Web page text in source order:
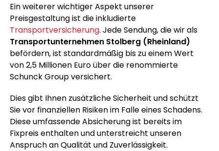
Ein weiterer wichtiger Aspekt unserer
Preisgestaltung ist die inkludierte
Transportversicherung. Jede Sendung, die wir als
Transportunternehmen Stolberg (Rheinland)
befördern, ist standardmäßig bis zu einem Wert
von 2,5 Millionen Euro über die renommierte
Schunck Group versichert.
Dies gibt Ihnen zusätzliche Sicherheit und schützt
Sie vor finanziellen Risiken im Falle eines Schadens.
Diese umfassende Absicherung ist bereits im
Fixpreis enthalten und unterstreicht unseren
Anspruch an Qualität und Zuverlässigkeit.